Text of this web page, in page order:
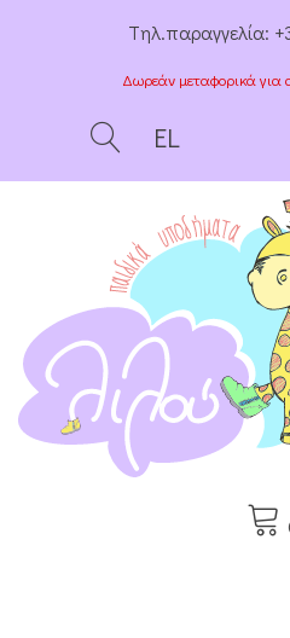
Tηλ.παραγγελία:
Δωρεάν μεταφορικά
EL